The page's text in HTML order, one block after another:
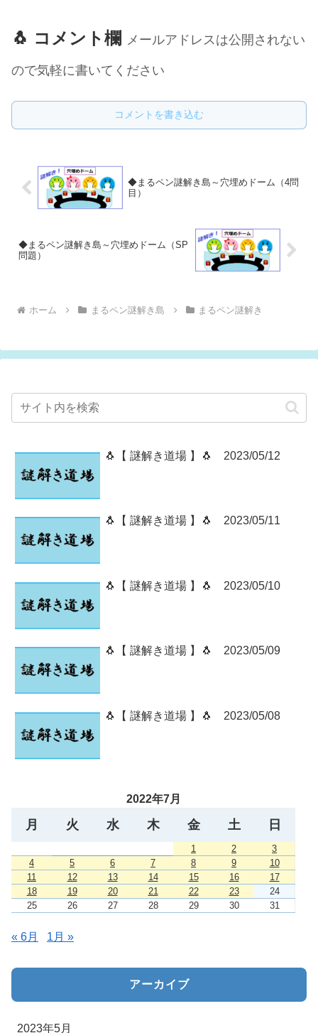
🐧 コメント欄 メールアドレスは公開されない
ので気軽に書いてください
コメントを書き込む
◆まるペン謎解き島～穴埋めドーム（4問
目）
◆まるペン謎解き島～穴埋めドーム（SP
問題）
ホーム まるペン謎解き島 まるペン謎解き
🐧【 謎解き道場 】🐧 2023/05/12
🐧【 謎解き道場 】🐧 2023/05/11
🐧【 謎解き道場 】🐧 2023/05/10
🐧【 謎解き道場 】🐧 2023/05/09
🐧【 謎解き道場 】🐧 2023/05/08
2022年7月
月 火 水 木 金 土 日
1 2
3
4
5 6 7 8 9
10
11
12 13 14 15 16
17
18
19 20 21 22 23
24
25
26 27 28 29 30 31
« 6月 1月 »
アーカイブ
2023年5月